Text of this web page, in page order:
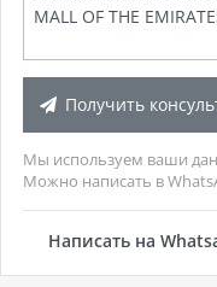
Получить
Мы используем ваши
Можно написать в
Написать на